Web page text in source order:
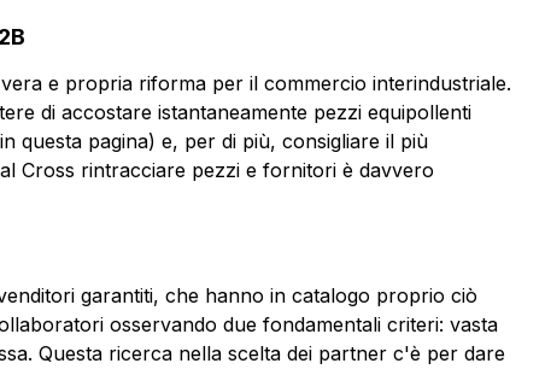
e propria riforma per il commercio interindustriale.
di accostare istantaneamente pezzi equipollenti
questa pagina) e, per di più, consigliare il più
Cross rintracciare pezzi e fornitori è davvero
garantiti, che hanno in catalogo proprio ciò
osservando due fondamentali criteri: vasta
Questa ricerca nella scelta dei partner c'è per dare